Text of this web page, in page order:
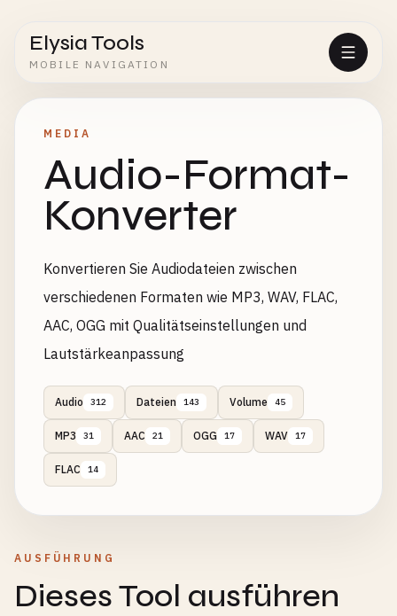
Elysia Tools
MOBILE NAVIGATION
MEDIA
Audio-Format-
Konverter
Konvertieren Sie Audiodateien zwischen
verschiedenen Formaten wie MP3, WAV, FLAC,
AAC, OGG mit Qualitätseinstellungen und
Lautstärkeanpassung
Audio 312 Dateien 143 Volume 45
MP3 31 AAC 21 OGG 17 WAV 17
FLAC 14
AUSFÜHRUNG
Dieses Tool ausführen